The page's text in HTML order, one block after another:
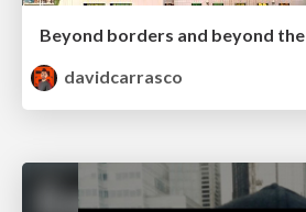
davidcarrasco